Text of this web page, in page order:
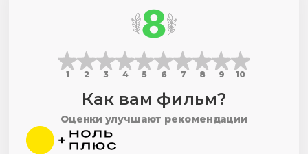
8
1 2 3 4 5 6 7 8 9 10
Как вам фильм?
Оценки улучшают рекомендации